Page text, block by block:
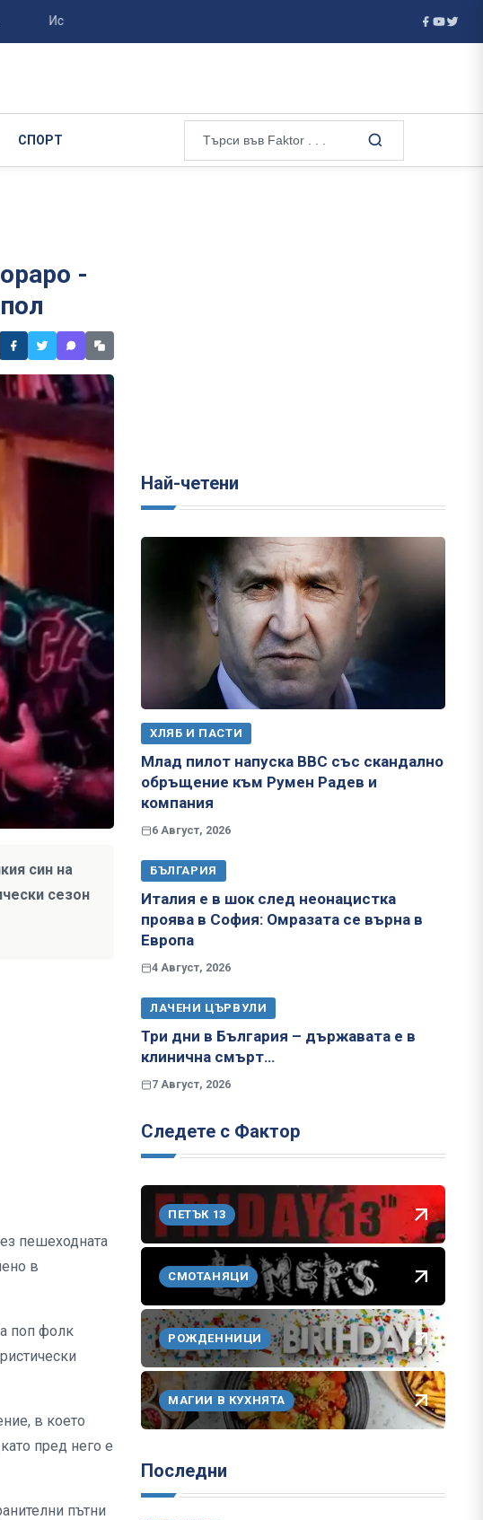
Испания: Ще предприемем пропорционални мерки срещу Италия, ако Рим не
СПОРТ
-
син на
сезон
пешеходната
в
поп фолк
в което
пред него е
пътни
Най-четени
ХЛЯБ И ПАСТИ
Млад пилот напуска ВВС със скандално
обръщение към Румен Радев и
компания
6 Август, 2026
БЪЛГАРИЯ
Италия е в шок след неонацистка
проява в София: Омразата се върна в
Европа
4 Август, 2026
ЛАЧЕНИ ЦЪРВУЛИ
Три дни в България – държавата е в
клинична смърт…
7 Август, 2026
Следете с Фактор
ПЕТЪК 13
СМОТАНЯЦИ
РОЖДЕННИЦИ
МАГИИ В КУХНЯТА
Последни